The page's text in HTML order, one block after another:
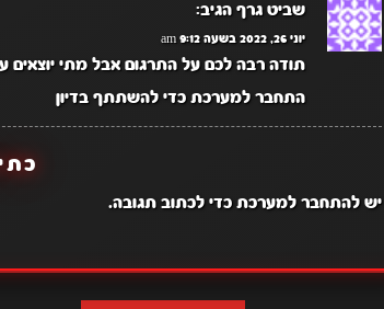
שביט גרף הגיב:
יוני 26, 2022 בשעה 9:12 am
תודה רבה לכם על התרגום אבל מתי
התחבר למערכת כדי להשתתף בדיון
יש להתחבר למערכתכדי לכתוב תגובה.